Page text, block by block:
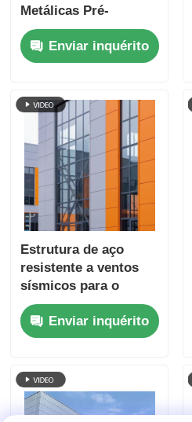
Metálicas Pré-
fabricadas de Alta
Resistência Leves de
Grandes Vãos
Enviar inquérito
Estrutura de aço
resistente a ventos
sísmicos para o
pessoal Edifício de
dormitórios para o
campus da fábrica
Enviar inquérito